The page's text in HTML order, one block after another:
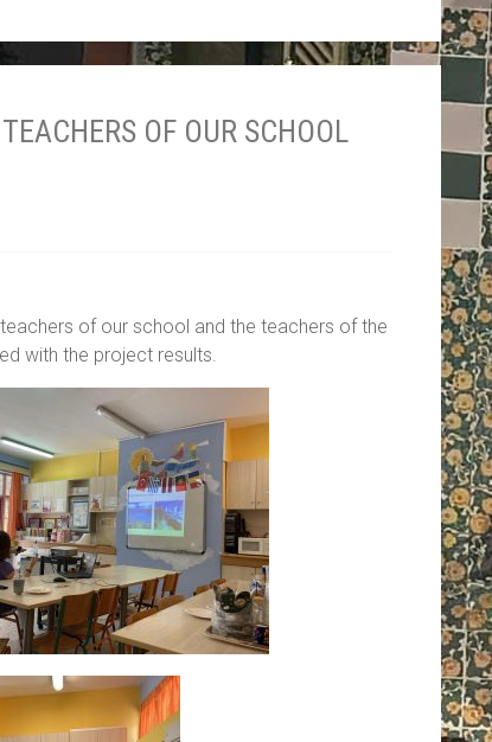
OF OUR SCHOOL
of our school and the teachers of the
with the project results.